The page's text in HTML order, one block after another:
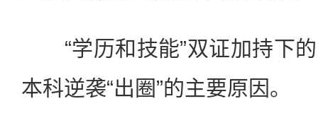
“学历和技能”双证加持下的
本科逆袭“出圈”的主要原因。